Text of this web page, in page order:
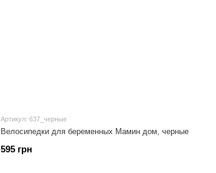
Артикул: 637_черные
Велосипедки для беременных Мамин дом, черные
595 грн